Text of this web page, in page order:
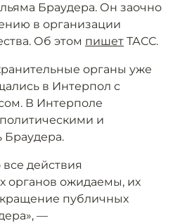
Браудера. Он заочно
в организации
Об этом пишет ТАСС.
органы уже
в Интерпол с
В Интерполе
и
Браудера.
все действия
органов ожидаемы, их
публичных
—